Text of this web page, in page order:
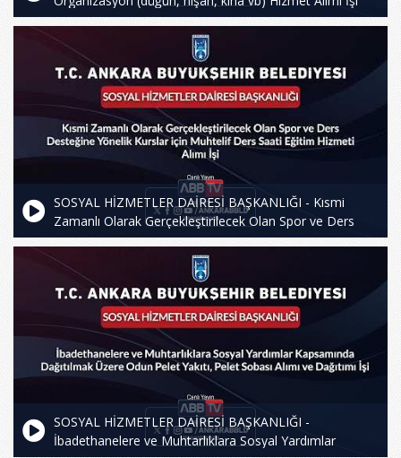
SOSYAL HİZMETLER DAİRESİ BAŞKANLIĞI - Kısmi
Zamanlı Olarak Gerçekleştirilecek Olan Spor ve Ders
Desteğine Yönelik Kurslar için Muhtelif Ders Saati Eğitim
Hizmeti Alımı İşi
SOSYAL HİZMETLER DAİRESİ BAŞKANLIĞI -
İbadethanelere ve Muhtarlıklara Sosyal Yardımlar